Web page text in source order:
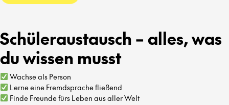
Schüleraustausch – alles, was
du wissen musst
Wachse als Person
Lerne eine Fremdsprache fließend
Finde Freunde fürs Leben aus aller Welt